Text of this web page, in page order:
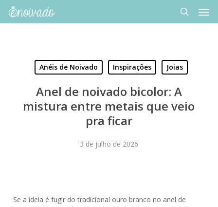
Skip
search
Anéis de Noivado Inspirações Joias
Anel de noivado bicolor: A
mistura entre metais que veio
pra ficar
3 de julho de 2026
Se a ideia é fugir do tradicional ouro branco no anel de